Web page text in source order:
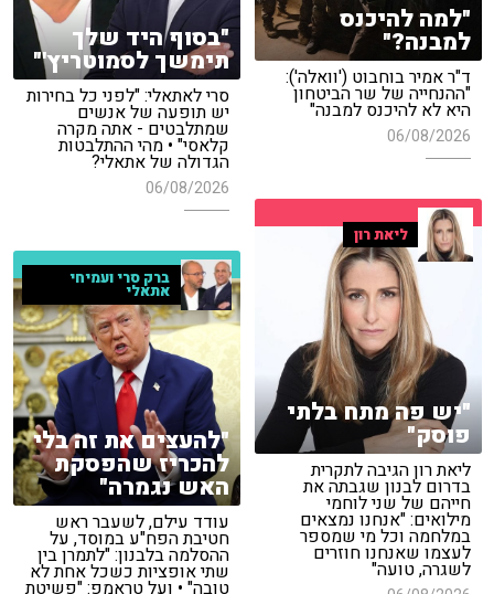
"למה להיכנס
למבנה?"
ד"ר אמיר בוחבוט ('וואלה'):
"ההנחייה של שר הביטחון
היא לא להיכנס למבנה"
06/08/2026
"בסוף היד שלך
תימשך לסמוטריץ'"
סרי לאתאלי: "לפני כל בחירות
יש תופעה של אנשים
שמתלבטים - אתה מקרה
קלאסי" • מהי ההתלבטות
הגדולה של אתאלי?
06/08/2026
ליאת רון
"יש פה מתח בלתי
פוסק"
ליאת רון הגיבה לתקרית
בדרום לבנון שגבתה את
חייהם של שני לוחמי
מילואים: "אנחנו נמצאים
במלחמה וכל מי שמספר
לעצמו שאנחנו חוזרים
לשגרה, טועה"
ברק סרי ועמיחי
אתאלי
"להעצים את זה בלי
להכריז שהפסקת
האש נגמרה"
עודד עילם, לשעבר ראש
חטיבת הפח"ע במוסד, על
ההסלמה בלבנון: "לתמרן בין
שתי אופציות כשכל אחת לא
טובה" • ועל טראמפ: "פשיטת